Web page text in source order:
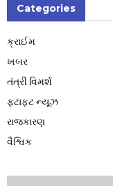
Categories
ક્રાઈમ
ખબર
તંત્રી વિમર્શ
ફટાફટ ન્યૂઝ
રાજકારણ
વૈશ્વિક